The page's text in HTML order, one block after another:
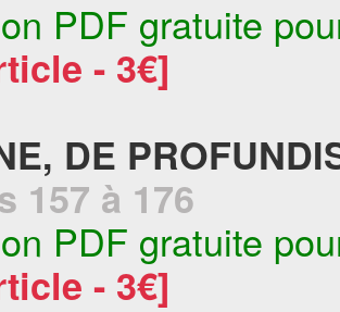
PDF gratuite
- 3€]
DE
157 à 176
PDF gratuite
- 3€]